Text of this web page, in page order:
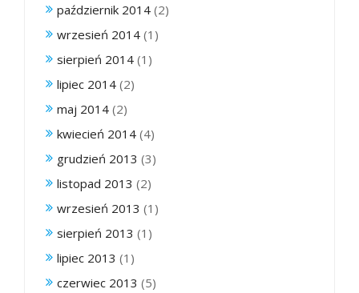
październik 2014 (2)
wrzesień 2014 (1)
sierpień 2014 (1)
lipiec 2014 (2)
maj 2014 (2)
kwiecień 2014 (4)
grudzień 2013 (3)
listopad 2013 (2)
wrzesień 2013 (1)
sierpień 2013 (1)
lipiec 2013 (1)
czerwiec 2013 (5)